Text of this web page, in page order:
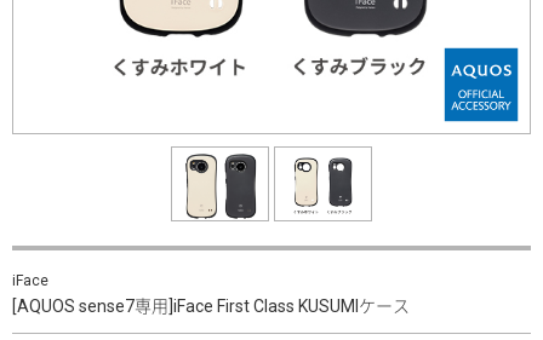
iFace
[AQUOS sense7専用]iFace First Class KUSUMIケース